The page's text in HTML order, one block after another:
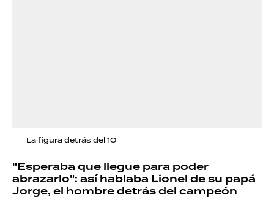
La figura detrás del 10
"Esperaba que llegue para poder
abrazarlo": así hablaba Lionel de su papá
Jorge, el hombre detrás del campeón